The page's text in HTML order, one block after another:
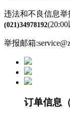
违法和不良信息举
(021)34978192
举报邮箱
订单信息